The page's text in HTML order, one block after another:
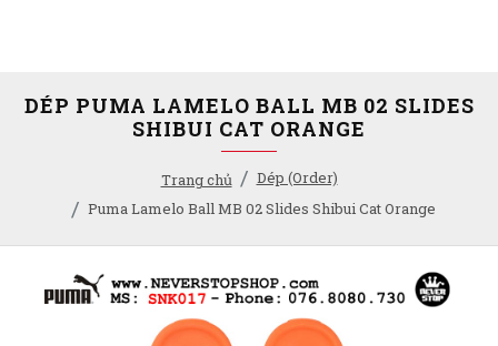
Trang chủ
Dép (Order)
Puma Lamelo Ball MB 02 Slides Shibui Cat Orange
DÉP PUMA LAMELO BALL MB 02 SLIDES
SHIBUI CAT ORANGE